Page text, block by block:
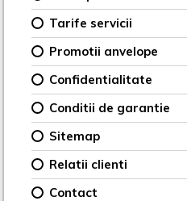
Tarife servicii
Promotii anvelope
Confidentialitate
Conditii de garantie
Sitemap
Relatii clienti
Contact